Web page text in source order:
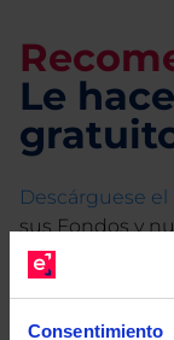
Consentimiento
Le
Descárguese el
sus Fondos y
estudio
Limpias con